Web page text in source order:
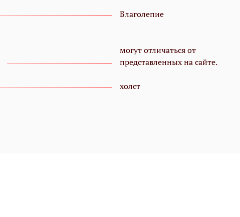
Благолепие
могут отличаться от
представленных на сайте.
холст